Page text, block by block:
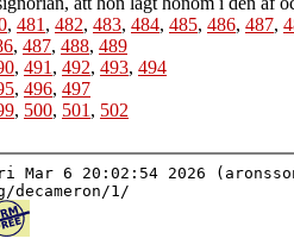
, 481 , 482, 483, 484, 485, 486, 487,
, 487, 488, 489
, 491 , 492, 493, 494
, 496, 497
, 500, 501 , 502
Mar 6 20:02:54 2026
1/